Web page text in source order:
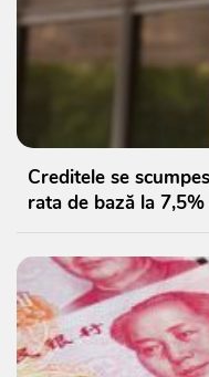
Creditele se
rata de bază la 7,5%